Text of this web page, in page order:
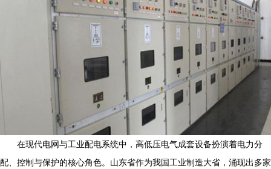
在现代电网与工业配电系统中，高低压电气成套设备扮演着电力分
配、控制与保护的核心角色。山东省作为我国工业制造大省，涌现出多家